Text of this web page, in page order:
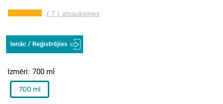
( 7 ) atsauksmes
Izmēri 700 ml
700 ml